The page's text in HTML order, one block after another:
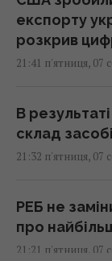
експорту
розкрив
21:41 п'ятниця, 07
В
склад
21:32 п'ятниця, 07
РЕБ не
про
21:21 п'ятниця, 07